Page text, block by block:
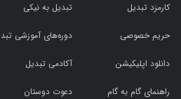
کارمزد تبدیل
حریم خصوصی
دانلود اپلیکیشن
راهنمای گام به گام
تبدیل به نیکی
دوره‌های آموزشی
آکادمی تبدیل
دعوت دوستان